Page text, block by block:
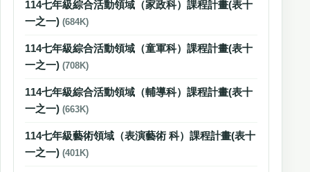
114七年級綜合活動領域（家政科）課程計畫(表十
一之一) (684K)
114七年級綜合活動領域（童軍科）課程計畫(表十
一之一) (708K)
114七年級綜合活動領域（輔導科）課程計畫(表十
一之一) (663K)
114七年級藝術領域（表演藝術 科）課程計畫(表十
一之一) (401K)